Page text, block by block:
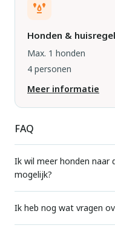
Honden &
Max. 1 honden
4 personen
Meer informatie
FAQ
Ik wil meer honden naar
mogelijk?
Voor elke accommodatie
standaard zijn
Ik heb nog wat vragen